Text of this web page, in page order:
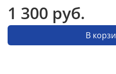
1 300 руб.
В